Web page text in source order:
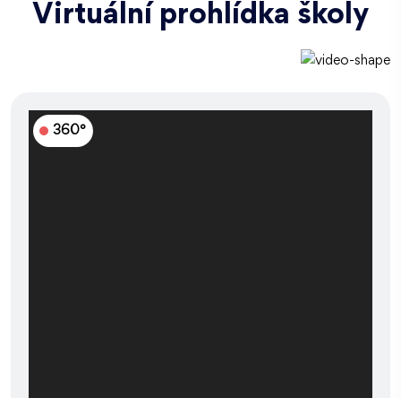
Virtuální prohlídka školy
360°